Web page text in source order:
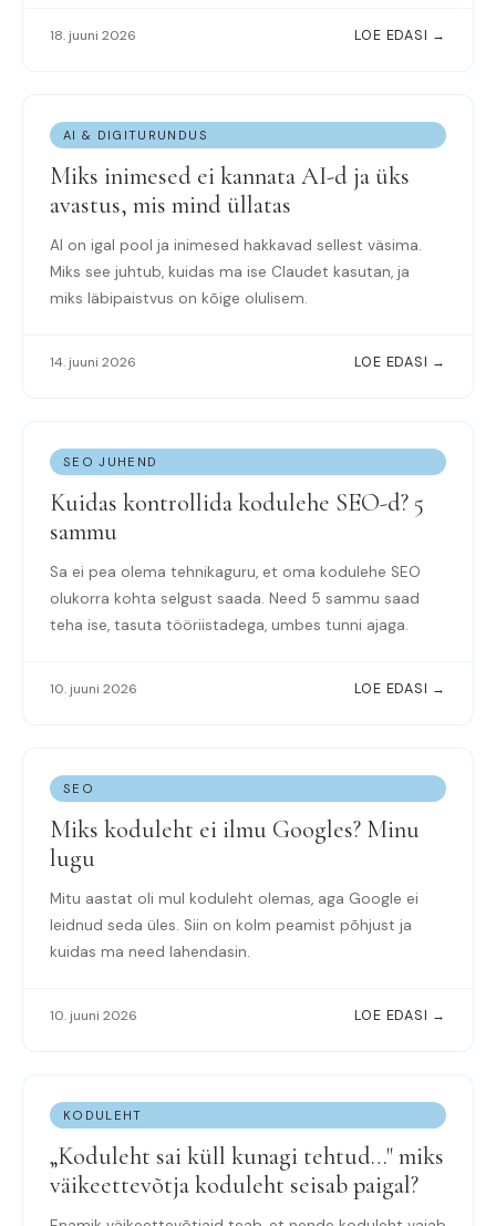
18. juuni 2026 LOE EDASI →
AI & DIGITURUNDUS
Miks inimesed ei kannata AI-d ja üks
avastus, mis mind üllatas
AI on igal pool ja inimesed hakkavad sellest väsima.
Miks see juhtub, kuidas ma ise Claudet kasutan, ja
miks läbipaistvus on kõige olulisem.
14. juuni 2026 LOE EDASI →
SEO JUHEND
Kuidas kontrollida kodulehe SEO-d? 5
sammu
Sa ei pea olema tehnikaguru, et oma kodulehe SEO
olukorra kohta selgust saada. Need 5 sammu saad
teha ise, tasuta tööriistadega, umbes tunni ajaga.
10. juuni 2026 LOE EDASI →
SEO
Miks koduleht ei ilmu Googles? Minu
lugu
Mitu aastat oli mul koduleht olemas, aga Google ei
leidnud seda üles. Siin on kolm peamist põhjust ja
kuidas ma need lahendasin.
10. juuni 2026 LOE EDASI →
KODULEHT
„Koduleht sai küll kunagi tehtud…" miks
väikeettevõtja koduleht seisab paigal?